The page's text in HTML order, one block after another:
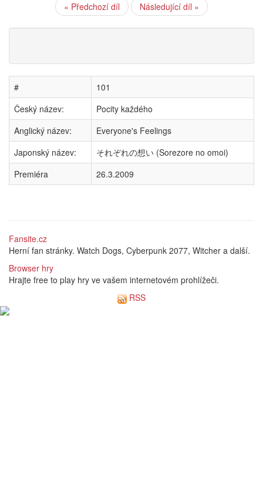
« Předchozí díl Následující díl »
#
101
Český název:
Pocity každého
Anglický název:
Everyone's Feelings
Japonský název:
それぞれの想い (Sorezore no omoi)
Premiéra
26.3.2009
Fansite.cz
Herní fan stránky. Watch Dogs, Cyberpunk 2077, Witcher a další.
Browser hry
Hrajte free to play hry ve vašem internetovém prohlížeči.
RSS